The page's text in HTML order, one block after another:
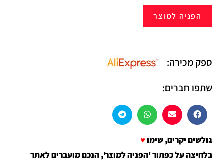
הפניה למוצר
ספק מכירה:
שתפו חברים:
גולשים יקרים, שימו♥
בלחיצה על כפתור 'הפניה למוצר', הנכם מועברים לאתר